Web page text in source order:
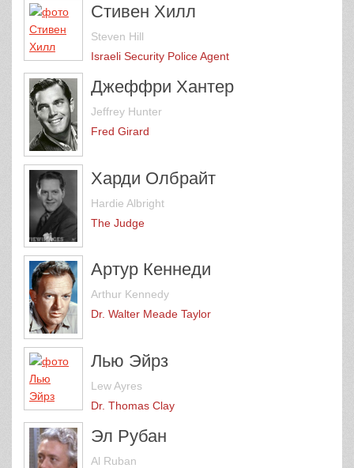
Стивен Хилл
Steven Hill
Israeli Security Police Agent
Джеффри Хантер
Jeffrey Hunter
Fred Girard
Харди Олбрайт
Hardie Albright
The Judge
Артур Кеннеди
Arthur Kennedy
Dr. Walter Meade Taylor
Лью Эйрз
Lew Ayres
Dr. Thomas Clay
Эл Рубан
Al Ruban